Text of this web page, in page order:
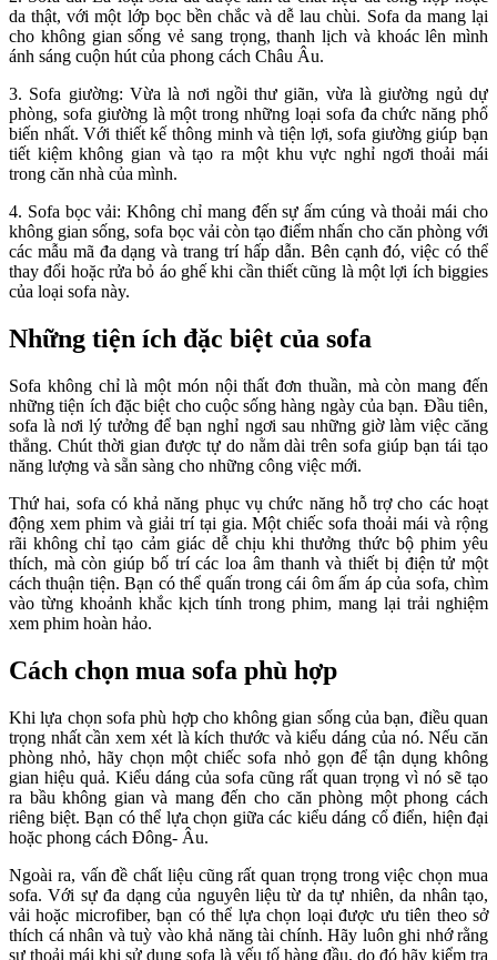
da thật, với một lớp bọc bền chắc và dễ lau chùi. Sofa da mang lại
cho không gian sống vẻ sang trọng, thanh lịch và khoác lên mình
ánh sáng cuộn hút của phong cách Châu Âu.
3. Sofa giường: Vừa là nơi ngồi thư giãn, vừa là giường ngủ dự
phòng, sofa giường là một trong những loại sofa đa chức năng phổ
biến nhất. Với thiết kế thông minh và tiện lợi, sofa giường giúp bạn
tiết kiệm không gian và tạo ra một khu vực nghỉ ngơi thoải mái
trong căn nhà của mình.
4. Sofa bọc vải: Không chỉ mang đến sự ấm cúng và thoải mái cho
không gian sống, sofa bọc vải còn tạo điểm nhấn cho căn phòng với
các mẫu mã đa dạng và trang trí hấp dẫn. Bên cạnh đó, việc có thể
thay đổi hoặc rửa bỏ áo ghế khi cần thiết cũng là một lợi ích biggies
của loại sofa này.
Những tiện ích đặc biệt của sofa
Sofa không chỉ là một món nội thất đơn thuần, mà còn mang đến
những tiện ích đặc biệt cho cuộc sống hàng ngày của bạn. Đầu tiên,
sofa là nơi lý tưởng để bạn nghỉ ngơi sau những giờ làm việc căng
thẳng. Chút thời gian được tự do nằm dài trên sofa giúp bạn tái tạo
năng lượng và sẵn sàng cho những công việc mới.
Thứ hai, sofa có khả năng phục vụ chức năng hỗ trợ cho các hoạt
động xem phim và giải trí tại gia. Một chiếc sofa thoải mái và rộng
rãi không chỉ tạo cảm giác dễ chịu khi thưởng thức bộ phim yêu
thích, mà còn giúp bố trí các loa âm thanh và thiết bị điện tử một
cách thuận tiện. Bạn có thể quấn trong cái ôm ấm áp của sofa, chìm
vào từng khoảnh khắc kịch tính trong phim, mang lại trải nghiệm
xem phim hoàn hảo.
Cách chọn mua sofa phù hợp
Khi lựa chọn sofa phù hợp cho không gian sống của bạn, điều quan
trọng nhất cần xem xét là kích thước và kiểu dáng của nó. Nếu căn
phòng nhỏ, hãy chọn một chiếc sofa nhỏ gọn để tận dụng không
gian hiệu quả. Kiểu dáng của sofa cũng rất quan trọng vì nó sẽ tạo
ra bầu không gian và mang đến cho căn phòng một phong cách
riêng biệt. Bạn có thể lựa chọn giữa các kiểu dáng cổ điển, hiện đại
hoặc phong cách Đông- Âu.
Ngoài ra, vấn đề chất liệu cũng rất quan trọng trong việc chọn mua
sofa. Với sự đa dạng của nguyên liệu từ da tự nhiên, da nhân tạo,
vải hoặc microfiber, bạn có thể lựa chọn loại được ưu tiên theo sở
thích cá nhân và tuỳ vào khả năng tài chính. Hãy luôn ghi nhớ rằng
sự thoải mái khi sử dụng sofa là yếu tố hàng đầu, do đó hãy kiểm tra